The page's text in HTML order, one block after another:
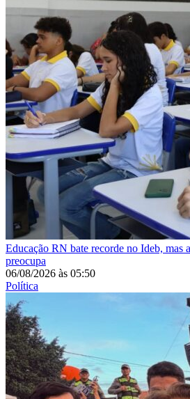
Educação RN bate recorde no Ideb, mas
preocupa
06/08/2026 às 05:50
Política